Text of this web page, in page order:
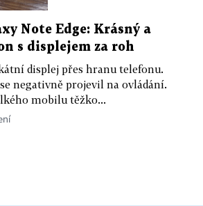
Note Edge: Krásný a
s displejem za roh
displej přes hranu telefonu.
negativně projevil na ovládání.
mobilu těžko...